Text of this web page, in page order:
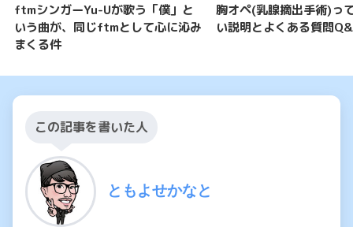
ftmシンガーYu-Uが歌う「僕」と
いう曲が、同じftmとして心に沁み
まくる件
胸オペ(乳腺摘出手術)っ
い説明とよくある質問
この記事を書いた人
ともよせかなと